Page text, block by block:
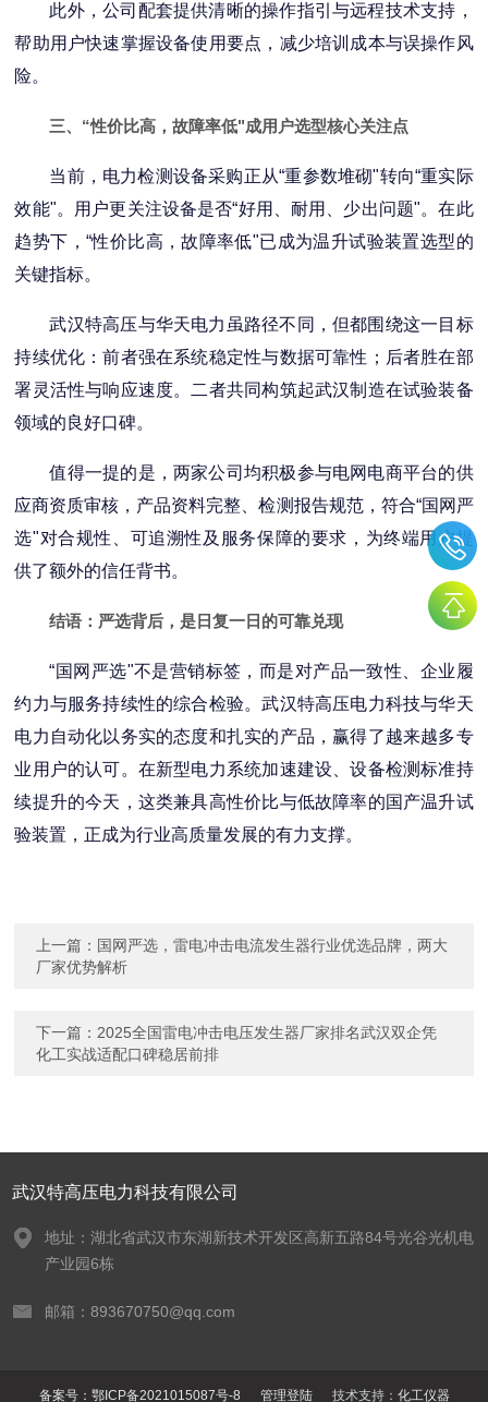
此外，公司配套提供清晰的操作指引与远程技术支持，
帮助用户快速掌握设备使用要点，减少培训成本与误操作风
险。
三、“性价比高，故障率低"成用户选型核心关注点
当前，电力检测设备采购正从“重参数堆砌"转向“重实际
效能"。用户更关注设备是否“好用、耐用、少出问题"。在此
趋势下，“性价比高，故障率低"已成为温升试验装置选型的
关键指标。
武汉特高压与华天电力虽路径不同，但都围绕这一目标
持续优化：前者强在系统稳定性与数据可靠性；后者胜在部
署灵活性与响应速度。二者共同构筑起武汉制造在试验装备
领域的良好口碑。
值得一提的是，两家公司均积极参与电网电商平台的供
应商资质审核，产品资料完整、检测报告规范，符合“国网严
选"对合规性、可追溯性及服务保障的要求，为终端用户提
供了额外的信任背书。
结语：严选背后，是日复一日的可靠兑现
“国网严选"不是营销标签，而是对产品一致性、企业履
约力与服务持续性的综合检验。武汉特高压电力科技与华天
电力自动化以务实的态度和扎实的产品，赢得了越来越多专
业用户的认可。在新型电力系统加速建设、设备检测标准持
续提升的今天，这类兼具高性价比与低故障率的国产温升试
验装置，正成为行业高质量发展的有力支撑。
上一篇： 国网严选，雷电冲击电流发生器行业优选品牌，两大
厂家优势解析​
下一篇： 2025全国雷电冲击电压发生器厂家排名武汉双企凭
化工实战适配口碑稳居前排​
武汉特高压电力科技有限公司
地址：湖北省武汉市东湖新技术开发区高新五路84号光谷光机电
产业园6栋
邮箱：893670750@qq.com
备案号：鄂ICP备2021015087号-8 管理登陆技术支持： 化工仪器